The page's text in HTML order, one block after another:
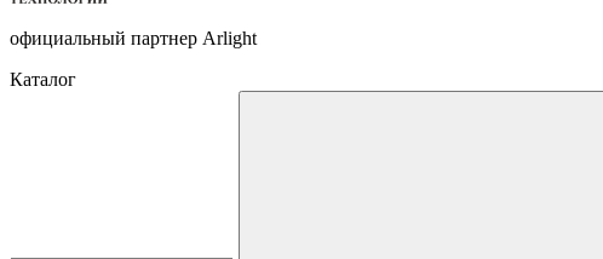
официальный партнер Arlight
Каталог